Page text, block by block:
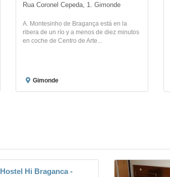
Rua Coronel Cepeda, 1. Gimonde
A. Montesinho de Bragança está en la
ribera de un río y a menos de diez minutos
en coche de Centro de Arte...
Gimonde
Hostel Hi Braganca -